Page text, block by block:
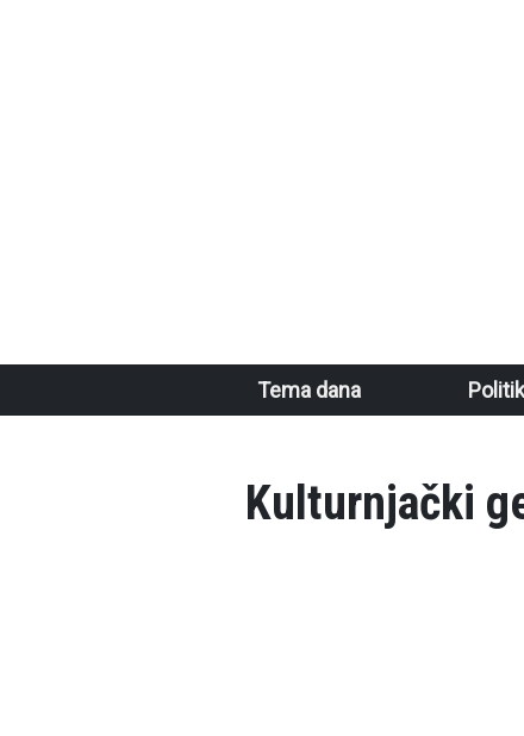
Tema dana
Kulturnjački